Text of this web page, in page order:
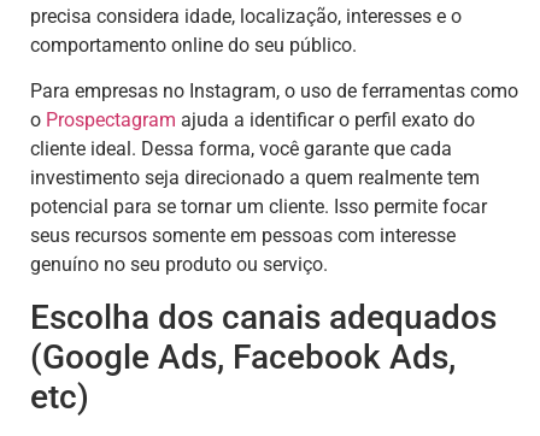
precisa considera idade, localização, interesses e o
comportamento online do seu público.
Para empresas no Instagram, o uso de ferramentas como
o Prospectagram ajuda a identificar o perfil exato do
cliente ideal. Dessa forma, você garante que cada
investimento seja direcionado a quem realmente tem
potencial para se tornar um cliente. Isso permite focar
seus recursos somente em pessoas com interesse
genuíno no seu produto ou serviço.
Escolha dos canais adequados
(Google Ads, Facebook Ads,
etc)